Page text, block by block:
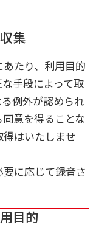
集
たり、利用目的
手段によって取
例外が認められ
意を得ることな
はいたしませ
に応じて録音さ
目的